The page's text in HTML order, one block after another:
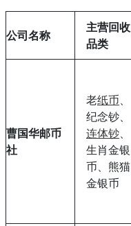
公司名称
主营回收
品类
曹国华邮币
社
老纸币、
纪念钞、
连体钞、
生肖金银
币、熊猫
金银币